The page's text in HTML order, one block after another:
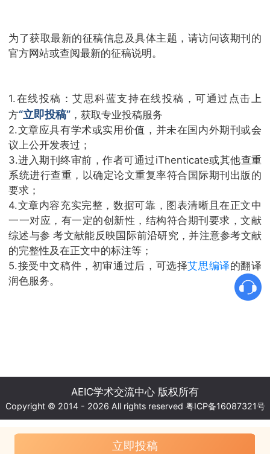
为了获取最新的征稿信息及具体主题，请访问该期刊的
官方网站或查阅最新的征稿说明。
1.在线投稿：艾思科蓝支持在线投稿，可通过点击上
方“立即投稿” ，获取专业投稿服务
2.文章应具有学术或实用价值，并未在国内外期刊或会
议上公开发表过；
3.进入期刊终审前，作者可通过iThenticate或其他查重
系统进行查重，以确定论文重复率符合国际期刊出版的
要求；
4.文章内容充实完整，数据可靠，图表清晰且在正文中
一一对应，有一定的创新性，结构符合期刊要求，文献
综述与参 考文献能反映国际前沿研究，并注意参考文献
的完整性及在正文中的标注等；
5.接受中文稿件，初审通过后，可选择艾思编译的翻译
润色服务。
立即投稿
AEIC学术交流中心 版权所有
Copyright © 2014 - 2026 All rights reserved 粤ICP备16087321号